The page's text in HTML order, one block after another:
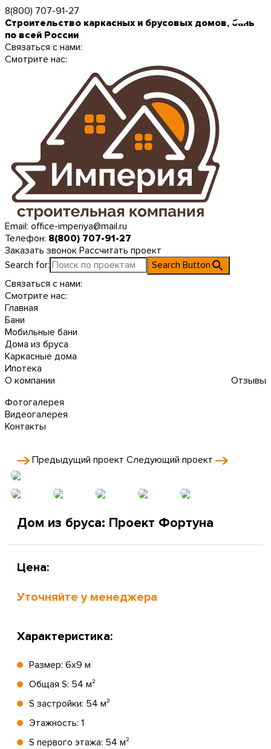
8(800) 707-91-27
Строительство каркасных и брусовых домов, бань
по всей России
Связаться с нами:
Смотрите нас:
Email: office-imperiya@mail.ru
Телефон: 8(800) 707-91-27
Заказать звонок Рассчитать проект
Search for:
Search Button
Связаться с нами:
Смотрите нас:
Главная
Бани
Мобильные бани
Дома из бруса
Каркасные дома
Ипотека
О компании
Отзывы
Фотогалерея
Видеогалерея
Контакты
Предыдущий проект Следующий проект
Дом из бруса: Проект Фортуна
Цена:
Уточняйте у менеджера
Характеристика:
Размер: 6х9 м
Общая S: 54 м²
S застройки: 54 м²
Этажность: 1
S первого этажа: 54 м²